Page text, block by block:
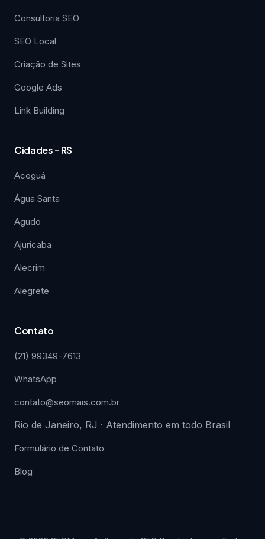
Consultoria SEO
SEO Local
Criação de Sites
Google Ads
Link Building
Cidades - RS
Aceguá
Água Santa
Agudo
Ajuricaba
Alecrim
Alegrete
Contato
(21) 99349-7613
WhatsApp
contato@seomais.com.br
Rio de Janeiro, RJ · Atendimento em todo Brasil
Formulário de Contato
Blog